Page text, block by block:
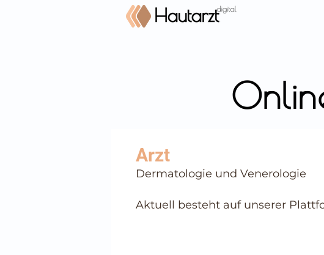
Dermatologie und Venerologie
⠀
Aktuell besteht auf unserer